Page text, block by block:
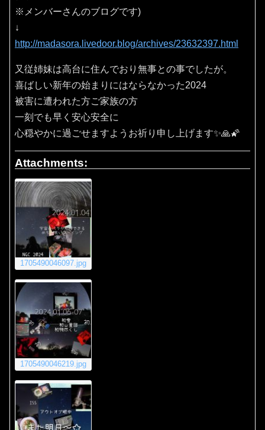
※メンバーさんのブログです)
↓
http://madasora.livedoor.blog/archives/23632397.html
又従姉妹は高台に住んでおり無事との事でしたが。
喜ばしい新年の始まりにはならなかった2024
被害に遭われた方ご家族の方
一刻でも早く安心安全に
心穏やかに過ごせますようお祈り申し上げます✨🙏🌠
Attachments:
1705490046097.jpg
1705490046219.jpg